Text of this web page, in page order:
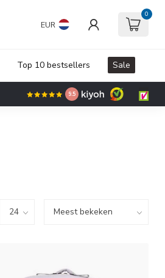
EUR
0
Top 10 bestsellers Sale
9.5